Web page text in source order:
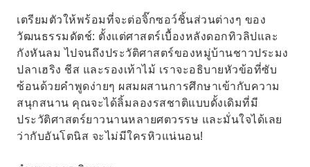
เตรียมตัวให้พร้อมที่จะต่อจิ๊กซอว์ชิ้นส่วนต่างๆ ของ
วัฒนธรรมดัตช์: ตั้งแต่ศาสตร์เบื้องหลังดอกทิวลิปและ
กังหันลม ไปจนถึงประวัติศาสตร์ของหมู่บ้านชาวประมง
ปลาเฮริง ชีส และรองเท้าไม้ เราจะอธิบายหัวข้อที่ซับ
ซ้อนด้วยคำพูดง่ายๆ ผสมผสานการศึกษาเข้ากับความ
สนุกสนาน คุณจะได้ลิ้มลองรสชาติแบบดั้งเดิมที่มี
ประวัติศาสตร์ยาวนานหลายศตวรรษ และมั่นใจได้เลย
ว่ากับอันโตนิส จะไม่มีใครหิวแน่นอน!